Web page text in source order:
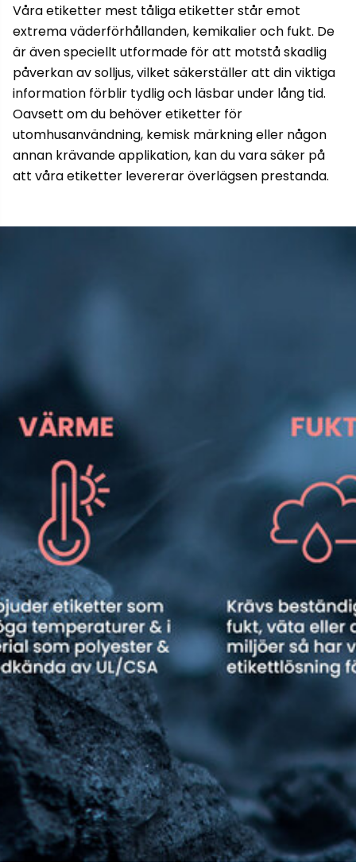
Våra etiketter mest tåliga etiketter står emot
extrema väderförhållanden, kemikalier och fukt. De
är även speciellt utformade för att motstå skadlig
påverkan av solljus, vilket säkerställer att din viktiga
information förblir tydlig och läsbar under lång tid.
Oavsett om du behöver etiketter för
utomhusanvändning, kemisk märkning eller någon
annan krävande applikation, kan du vara säker på
att våra etiketter levererar överlägsen prestanda.